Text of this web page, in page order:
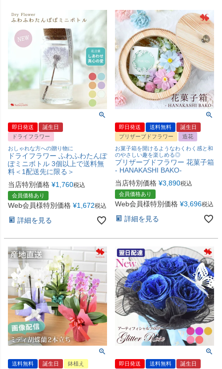
即日発送
誕生日
ドライフラワー
おしゃれな方への贈り物に
ドライフラワー ふわふわたんぽ
ぽミニボトル 3個以上で送料無
料＜1配送先に限る＞
当店特別価格 ¥1,760税込
会員価格あり
Web会員様特別価格 ¥1,672税込
詳細を見る
即日発送 送料無料
誕生日
プリザーブドフラワー
造花
お菓子箱を開けるようなわくわく感と和
のやさしい趣を楽しめる◎
プリザーブドフラワー 花菓子箱
- HANAKASHI BAKO-
当店特別価格 ¥3,890税込
会員価格あり
Web会員様特別価格 ¥3,696税込
詳細を見る
送料無料 誕生日
鉢植え
即日発送 送料無料
誕生日